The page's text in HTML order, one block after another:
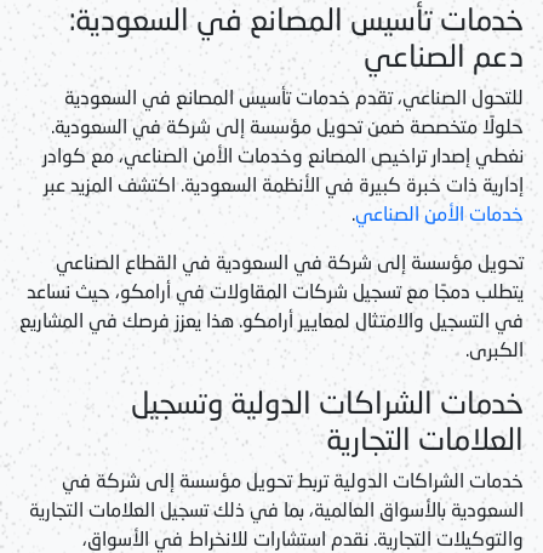
خدمات تأسيس المصانع في السعودية:
دعم الصناعي
للتحول الصناعي، تقدمخدمات تأسيس المصانع في السعودية
حلولًا متخصصة ضمنتحويل مؤسسة إلى شركة في السعودية
نغطي إصدار تراخيص المصانع وخدمات الأمن الصناعي، مع كوادر
إدارية ذات خبرة كبيرة في الأنظمة السعودية. اكتشف المزيد عبر
خدمات الأمن الصناعي
تحويل مؤسسة إلى شركة في السعودية في القطاع الصناعي
يتطلب دمجًا معتسجيل شركات المقاولات في أرامكو، حيث نساعد
في التسجيل والامتثال لمعايير أرامكو. هذا يعزز فرصك في المشاريع
الكبرى.
خدمات الشراكات الدولية وتسجيل
العلامات التجارية
خدمات الشراكات الدولية تربطتحويل مؤسسة إلى شركة في
السعودية بالأسواق العالمية، بما في ذلكتسجيل العلامات التجارية
والتوكيلات التجارية . نقدم استشارات للانخراط في الأسواق،